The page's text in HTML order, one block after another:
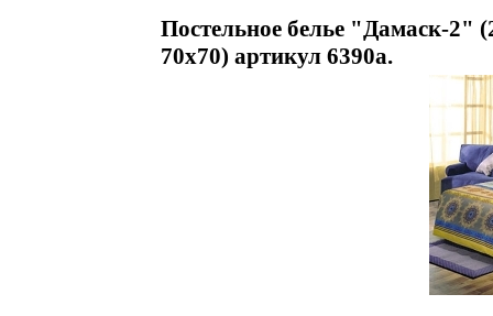
Постельное белье "Дамаск-2"
70х70) артикул 6390a.